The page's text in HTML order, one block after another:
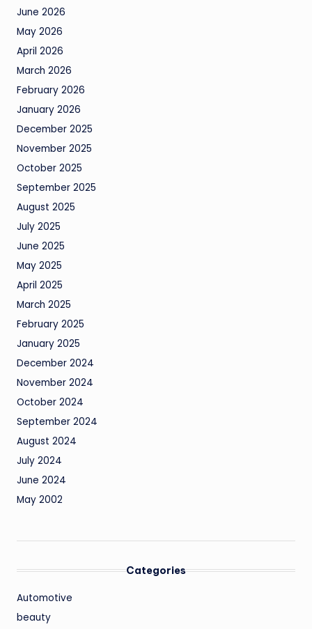
June 2026
May 2026
April 2026
March 2026
February 2026
January 2026
December 2025
November 2025
October 2025
September 2025
August 2025
July 2025
June 2025
May 2025
April 2025
March 2025
February 2025
January 2025
December 2024
November 2024
October 2024
September 2024
August 2024
July 2024
June 2024
May 2002
Categories
Automotive
beauty